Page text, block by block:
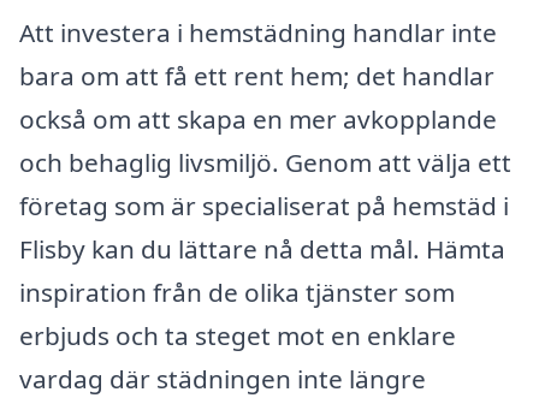
Att investera i hemstädning handlar inte
bara om att få ett rent hem; det handlar
också om att skapa en mer avkopplande
och behaglig livsmiljö. Genom att välja ett
företag som är specialiserat på hemstäd i
Flisby kan du lättare nå detta mål. Hämta
inspiration från de olika tjänster som
erbjuds och ta steget mot en enklare
vardag där städningen inte längre